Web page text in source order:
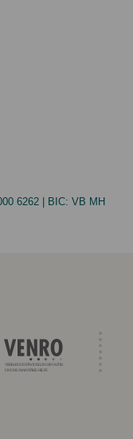
6262 | BIC: VB MH